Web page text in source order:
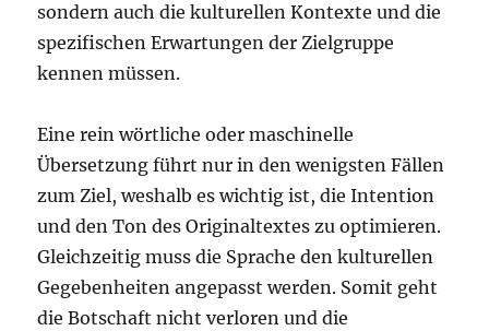
sondern auch die kulturellen Kontexte und die
spezifischen Erwartungen der Zielgruppe
kennen müssen.
Eine rein wörtliche oder maschinelle
Übersetzung führt nur in den wenigsten Fällen
zum Ziel, weshalb es wichtig ist, die Intention
und den Ton des Originaltextes zu optimieren.
Gleichzeitig muss die Sprache den kulturellen
Gegebenheiten angepasst werden. Somit geht
die Botschaft nicht verloren und die